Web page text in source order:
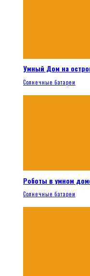
Умный Дом на
Солнечные батареи
Роботы в умном
Солнечные батареи